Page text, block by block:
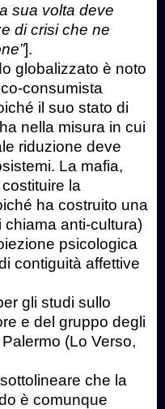
sua volta deve
di crisi che ne
].
globalizzato è noto
consumista
il suo stato di
nella misura in cui
riduzione deve
La mafia,
la
ha costruito una
chiama anti-cultura)
psicologica
contiguità affettive
gli studi sullo
e del gruppo degli
(Lo Verso,
che la
è comunque